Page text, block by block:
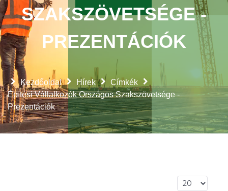
Kezdőoldal Hírek
Címkék
Építési Vállalkozók Országos Szakszövetsége -
Prezentációk
SZAKSZÖVETSÉGE -
PREZENTÁCIÓK
Tételek #